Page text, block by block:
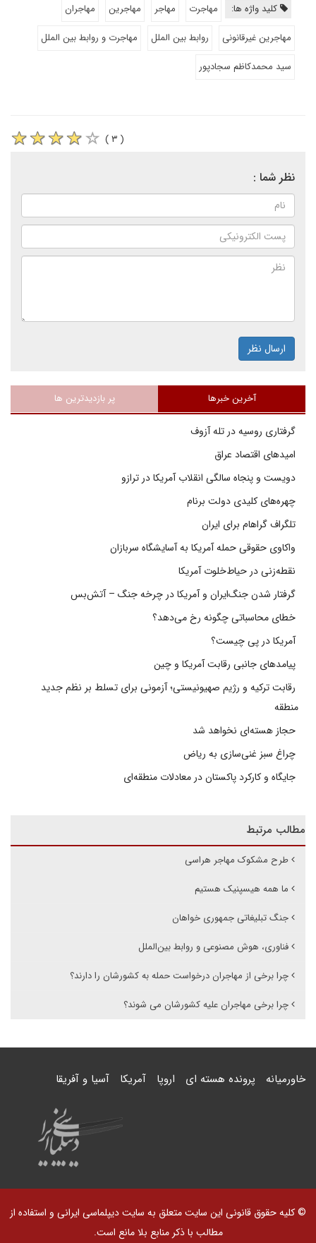
کلید واژه ها: مهاجرت مهاجر مهاجرین
مهاجران
مهاجرین غیرقانونی
روابط بین الملل
مهاجرت و روابط بین الملل
سید محمدکاظم سجادپور
( ۳ )
نظر شما :
ارسال نظر
آخرین خبرها پر بازدیدترین ها
گرفتاری روسیه در تله آزوف
امیدهای اقتصاد عراق
دویست و پنجاه سالگی انقلاب آمریکا در ترازو
چهره‌های کلیدی دولت برنام
تلگراف گراهام برای ایران
واکاوی حقوقی حمله آمریکا به آسایشگاه سربازان
نقطه‌زنی در حیاط‌خلوت آمریکا
گرفتار شدن جنگ‌ایران و آمریکا در چرخه جنگ – آتش‌بس
خطای محاسباتی چگونه رخ می‌دهد؟
آمریکا در پی چیست؟
پیامدهای جانبی رقابت آمریکا و چین
رقابت ترکیه و رژیم صهیونیستی؛ آزمونی برای تسلط بر نظم جدید
منطقه
حجاز هسته‌ای نخواهد شد
چراغ سبز غنی‌سازی به ریاض
جایگاه و کارکرد پاکستان در معادلات منطقه‌ای
مطالب مرتبط
طرح مشکوک مهاجر هراسی
ما همه هیسپنیک هستیم
جنگ تبلیغاتی جمهوری خواهان
فناوری، هوش مصنوعی و روابط بین‌الملل
چرا برخی از مهاجران درخواست حمله به کشورشان را دارند؟
چرا برخی مهاجران علیه کشورشان می شوند؟
خاورمیانه پرونده هسته ای اروپا آمریکا آسیا و آفریقا
© کلیه حقوق قانونی این سایت متعلق به سایت دیپلماسی ایرانی و استفاده از
مطالب با ذکر منابع بلا مانع است.